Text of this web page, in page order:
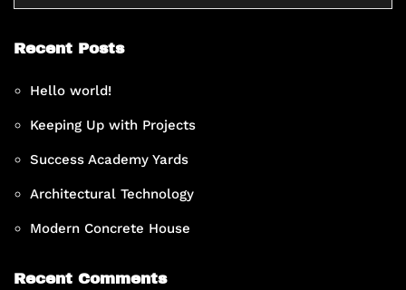
Recent Posts
Hello world!
Keeping Up with Projects
Success Academy Yards
Architectural Technology
Modern Concrete House
Recent Comments